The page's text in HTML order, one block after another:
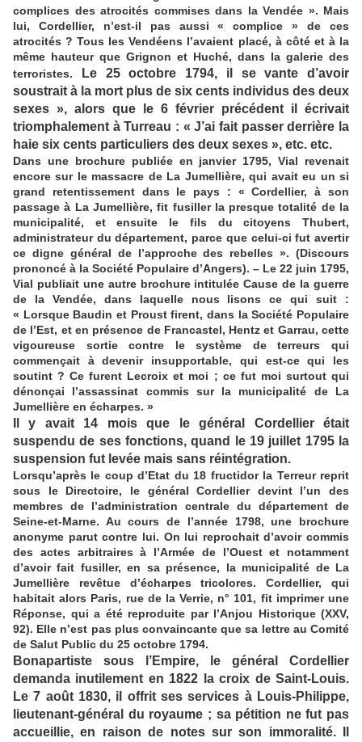
complices des atrocités commises dans la Vendée ». Mais
lui, Cordellier, n’est-il pas aussi « complice » de ces
atrocités ? Tous les Vendéens l’avaient placé, à côté et à la
même hauteur que Grignon et Huché, dans la galerie des
terroristes.
Le 25 octobre 1794, il se vante d’avoir
soustrait à la mort plus de six cents individus des deux
sexes », alors que le 6 février précédent il écrivait
triomphalement à Turreau : « J’ai fait passer derrière la
haie six cents particuliers des deux sexes », etc. etc.
Dans une brochure publiée en janvier 1795, Vial revenait
encore sur le massacre de La Jumellière, qui avait eu un si
grand retentissement dans le pays : « Cordellier, à son
passage à La Jumellière, fit fusiller la presque totalité de la
municipalité, et ensuite le fils du citoyens Thubert,
administrateur du département, parce que celui-ci fut avertir
ce digne général de l’approche des rebelles ». (Discours
prononcé à la Société Populaire d’Angers). – Le 22 juin 1795,
Vial publiait une autre brochure intitulée Cause de la guerre
de la Vendée, dans laquelle nous lisons ce qui suit :
« Lorsque Baudin et Proust firent, dans la Société Populaire
de l’Est, et en présence de Francastel, Hentz et Garrau, cette
vigoureuse sortie contre le système de terreurs qui
commençait à devenir insupportable, qui est-ce qui les
soutint ? Ce furent Lecroix et moi ; ce fut moi surtout qui
dénonçai l’assassinat commis sur la municipalité de La
Jumellière en écharpes. »
Il y avait 14 mois que le général Cordellier était
suspendu de ses fonctions, quand le 19 juillet 1795 la
suspension fut levée mais sans réintégration.
Lorsqu’après le coup d’Etat du 18 fructidor la Terreur reprit
sous le Directoire, le général Cordellier devint l’un des
membres de l’administration centrale du département de
Seine-et-Marne. Au cours de l’année 1798, une brochure
anonyme parut contre lui. On lui reprochait d’avoir commis
des actes arbitraires à l’Armée de l’Ouest et notamment
d’avoir fait fusiller, en sa présence, la municipalité de La
Jumellière revêtue d’écharpes tricolores. Cordellier, qui
habitait alors Paris, rue de la Verrie, n° 101, fit imprimer une
Réponse, qui a été reproduite par l’Anjou Historique (XXV,
92). Elle n’est pas plus convaincante que sa lettre au Comité
de Salut Public du 25 octobre 1794.
Bonapartiste sous l’Empire, le général Cordellier
demanda inutilement en 1822 la croix de Saint-Louis.
Le 7 août 1830, il offrit ses services à Louis-Philippe,
lieutenant-général du royaume ; sa pétition ne fut pas
accueillie, en raison de notes sur son immoralité. Il